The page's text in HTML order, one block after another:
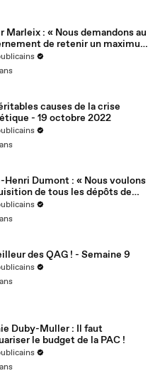
Nous demandons au
de retenir un maximum
propositions. »
causes de la crise
- 19 octobre 2022
Henri Dumont : « Nous voulons
de tous les dépôts de
! »
des QAG ! - Semaine 9
Duby-Muller : Il faut
le budget de la PAC !